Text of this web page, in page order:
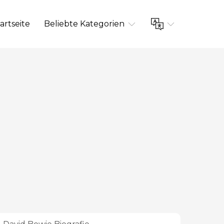
Beliebte Kategorien